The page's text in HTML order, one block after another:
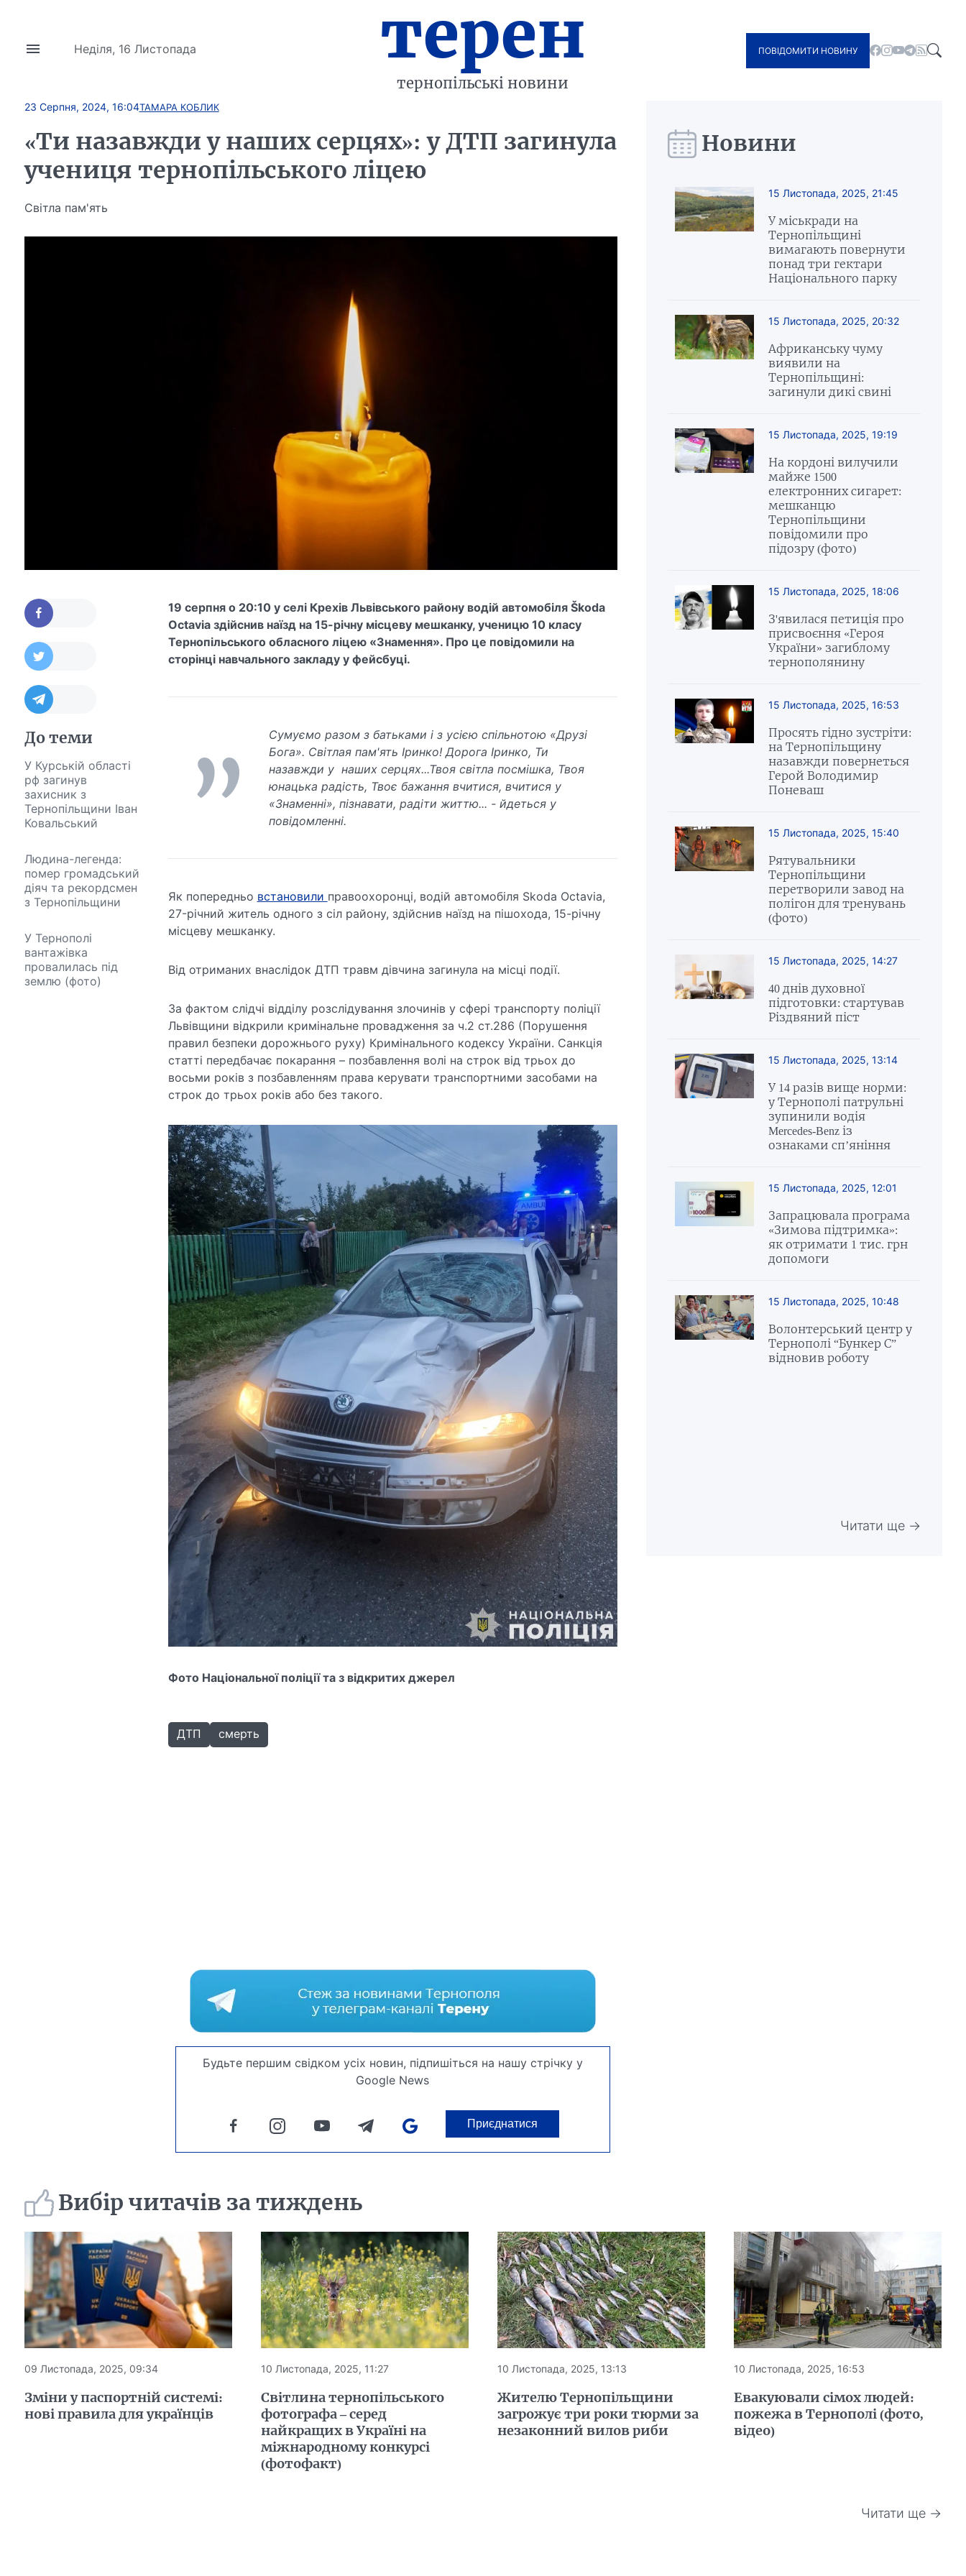
Неділя, 16 Листопада терен
тернопільські новини
ПОВІДОМИТИ НОВИНУ
23 Серпня, 2024, 16:04ТАМАРА КОБЛИК
«Ти назавжди у наших серцях»: у ДТП загинула
учениця тернопільського ліцею
Світла пам'ять
До теми
У Курській області
рф загинув
захисник з
Тернопільщини Іван
Ковальський
Людина-легенда:
помер громадський
діяч та рекордсмен
з Тернопільщини
У Тернополі
вантажівка
провалилась під
землю (фото)
19 серпня о 20:10 у селі Крехів Львівського району водій автомобіля Škoda
Octavia здійснив наїзд на 15-річну місцеву мешканку, ученицю 10 класу
Тернопільського обласного ліцею «Знамення». Про це повідомили на
сторінці навчального закладу у фейсбуці.
Сумуємо разом з батьками і з усією спільнотою «Друзі
Бога». Світлая пам'ять Іринко!Дорога Іринко, Ти
назавжди у наших серцях...Твоя світла посмішка, Твоя
юнацька радість, Твоє бажання вчитися, вчитися у
«Знаменні», пізнавати, радіти життю... - йдеться у
повідомленні.
Як попередньо встановили правоохоронці, водій автомобіля Skoda Octavia,
27-річний житель одного з сіл району, здійснив наїзд на пішохода, 15-річну
місцеву мешканку.
Від отриманих внаслідок ДТП травм дівчина загинула на місці події.
За фактом слідчі відділу розслідування злочинів у сфері транспорту поліції
Львівщини відкрили кримінальне провадження за ч.2 ст.286 (Порушення
правил безпеки дорожнього руху) Кримінального кодексу України. Санкція
статті передбачає покарання – позбавлення волі на строк від трьох до
восьми років з позбавленням права керувати транспортними засобами на
строк до трьох років або без такого.
Фото Національної поліції та з відкритих джерел
ДТП смерть
Будьте першим свідком усіх новин, підпишіться на нашу стрічку у
Google News
Приєднатися
Новини
15 Листопада, 2025, 21:45
У міськради на
Тернопільщині
вимагають повернути
понад три гектари
Національного парку
15 Листопада, 2025, 20:32
Африканську чуму
виявили на
Тернопільщині:
загинули дикі свині
15 Листопада, 2025, 19:19
На кордоні вилучили
майже 1500
електронних сигарет:
мешканцю
Тернопільщини
повідомили про
підозру (фото)
15 Листопада, 2025, 18:06
З'явилася петиція про
присвоєння «Героя
України» загиблому
тернополянину
15 Листопада, 2025, 16:53
Просять гідно зустріти:
на Тернопільщину
назавжди повернеться
Герой Володимир
Поневаш
15 Листопада, 2025, 15:40
Рятувальники
Тернопільщини
перетворили завод на
полігон для тренувань
(фото)
15 Листопада, 2025, 14:27
40 днів духовної
підготовки: стартував
Різдвяний піст
15 Листопада, 2025, 13:14
У 14 разів вище норми:
у Тернополі патрульні
зупинили водія
Mercedes-Benz із
ознаками сп’яніння
15 Листопада, 2025, 12:01
Запрацювала програма
«Зимова підтримка»:
як отримати 1 тис. грн
допомоги
15 Листопада, 2025, 10:48
Волонтерський центр у
Тернополі “Бункер С”
відновив роботу
Читати ще →
Вибір читачів за тиждень
09 Листопада, 2025, 09:34
Зміни у паспортній системі:
нові правила для українців
10 Листопада, 2025, 11:27
Світлина тернопільського
фотографа – серед
найкращих в Україні на
міжнародному конкурсі
(фотофакт)
10 Листопада, 2025, 13:13
Жителю Тернопільщини
загрожує три роки тюрми за
незаконний вилов риби
10 Листопада, 2025, 16:53
Евакуювали сімох людей:
пожежа в Тернополі (фото,
відео)
Читати ще →